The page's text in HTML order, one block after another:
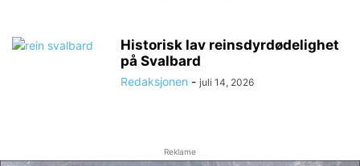
Historisk lav reinsdyrdødelighet
på Svalbard
Redaksjonen - juli 14, 2026
Reklame